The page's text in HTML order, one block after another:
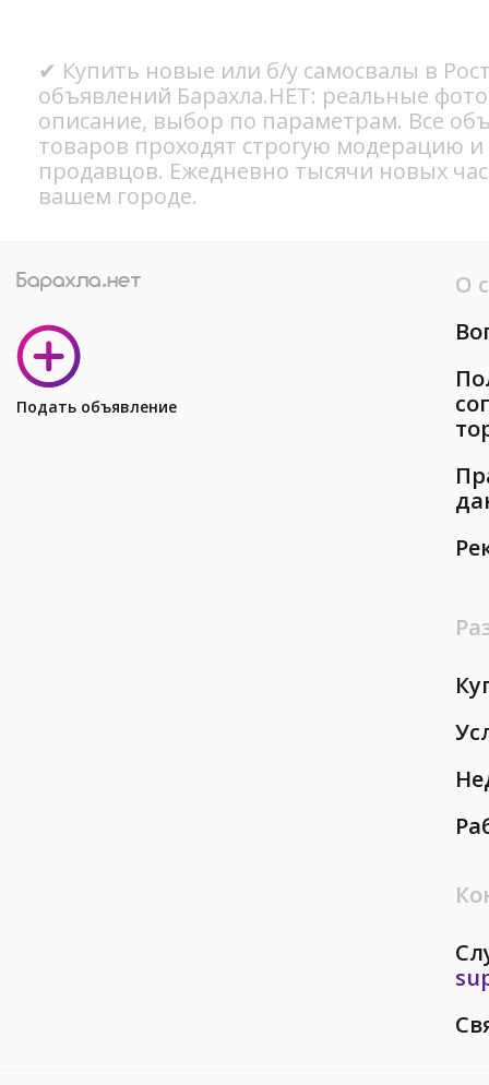
✔ Купить новые или б/у самосвалы в
объявлений Барахла.НЕТ: реальные
описание, выбор по параметрам. Все
товаров проходят строгую модерацию
продавцов. Ежедневно тысячи новых
вашем городе.
Подать объявление
О